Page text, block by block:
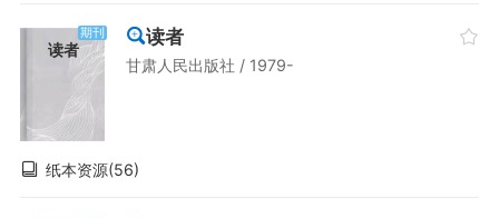
读者
期刊 读者
甘肃人民出版社 / 1979-
纸本资源(56)